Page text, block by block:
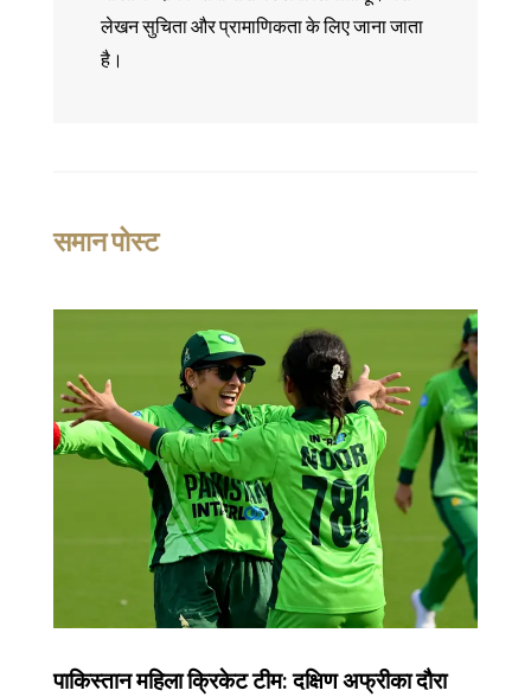
लेखन सुचिता और प्रामाणिकता के लिए जाना जाता
है।
समान पोस्ट
पाकिस्तान महिला क्रिकेट टीम: दक्षिण अफ्रीका दौरा